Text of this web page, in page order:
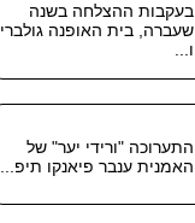
בעקבות ההצלחה בשנה
שעברה, בית האופנה גולברי
ו...
התערוכה "ורידי יער" של
האמנית ענבר פיאנקו תיפ...